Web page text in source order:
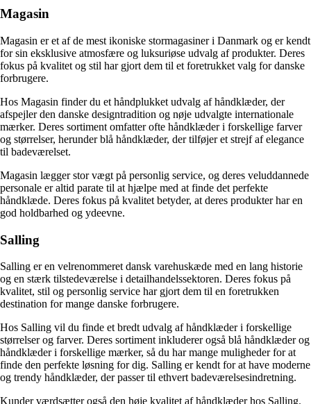
Magasin
Magasin er et af de mest ikoniske stormagasiner i Danmark og er kendt
for sin eksklusive atmosfære og luksuriøse udvalg af produkter. Deres
fokus på kvalitet og stil har gjort dem til et foretrukket valg for danske
forbrugere.
Hos Magasin finder du et håndplukket udvalg af håndklæder, der
afspejler den danske designtradition og nøje udvalgte internationale
mærker. Deres sortiment omfatter ofte håndklæder i forskellige farver
og størrelser, herunder blå håndklæder, der tilføjer et strejf af elegance
til badeværelset.
Magasin lægger stor vægt på personlig service, og deres veluddannede
personale er altid parate til at hjælpe med at finde det perfekte
håndklæde. Deres fokus på kvalitet betyder, at deres produkter har en
god holdbarhed og ydeevne.
Salling
Salling er en velrenommeret dansk varehuskæde med en lang historie
og en stærk tilstedeværelse i detailhandelssektoren. Deres fokus på
kvalitet, stil og personlig service har gjort dem til en foretrukken
destination for mange danske forbrugere.
Hos Salling vil du finde et bredt udvalg af håndklæder i forskellige
størrelser og farver. Deres sortiment inkluderer også blå håndklæder og
håndklæder i forskellige mærker, så du har mange muligheder for at
finde den perfekte løsning for dig. Salling er kendt for at have moderne
og trendy håndklæder, der passer til ethvert badeværelsesindretning.
Kunder værdsætter også den høje kvalitet af håndklæder hos Salling.